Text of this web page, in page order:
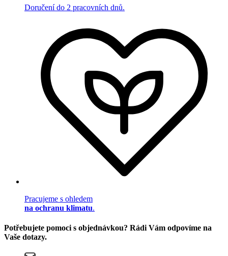
Doručení do 2 pracovních dnů.
Pracujeme s ohledem
na ochranu klimatu.
Potřebujete pomoci s objednávkou? Rádi Vám odpovíme na
Vaše dotazy.